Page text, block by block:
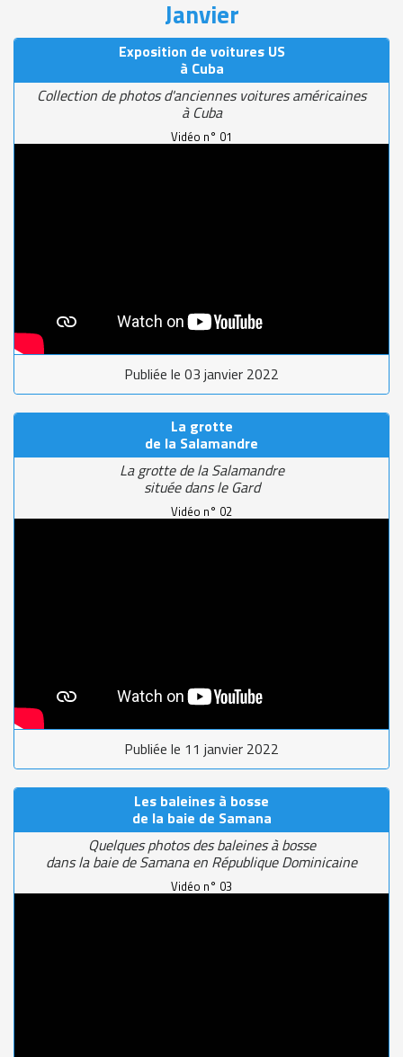
Janvier
Exposition de voitures US
à Cuba
Collection de photos d'anciennes voitures américaines
à Cuba
Vidéo n° 01
Publiée le 03 janvier 2022
La grotte
de la Salamandre
La grotte de la Salamandre
située dans le Gard
Vidéo n° 02
Publiée le 11 janvier 2022
Les baleines à bosse
de la baie de Samana
Quelques photos des baleines à bosse
dans la baie de Samana en République Dominicaine
Vidéo n° 03